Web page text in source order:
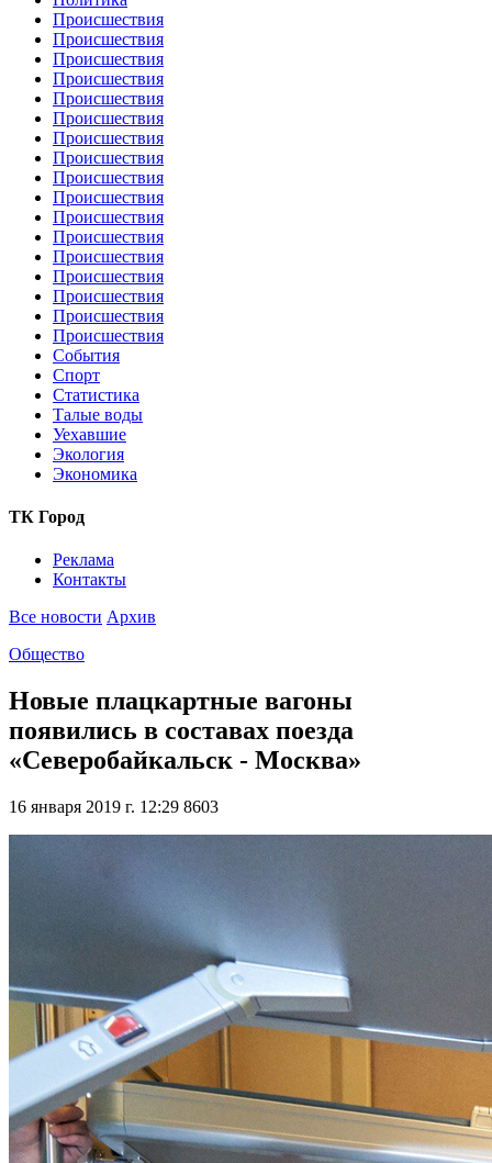
Происшествия
Происшествия
Происшествия
Происшествия
Происшествия
Происшествия
Происшествия
Происшествия
Происшествия
Происшествия
Происшествия
Происшествия
Происшествия
Происшествия
Происшествия
Происшествия
Происшествия
События
Спорт
Статистика
Талые воды
Уехавшие
Экология
Экономика
ТК Город
Реклама
Контакты
Все новости Архив
Общество
Новые плацкартные вагоны
появились в составах поезда
«Северобайкальск - Москва»
16 января 2019 г. 12:29 8603